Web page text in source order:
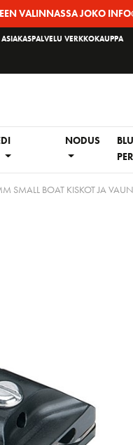
VALINNASSA JOKO
ASIAKASPALVELU VERKKOKAUPPA
NODUS
SMALL BOAT KISKOT JA